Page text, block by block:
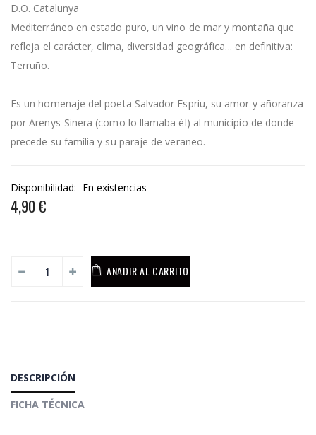
D.O. Catalunya
Mediterráneo en estado puro, un vino de mar y montaña que
refleja el carácter, clima, diversidad geográfica... en definitiva:
Terruño.
Es un homenaje del poeta Salvador Espriu, su amor y añoranza
por Arenys-Sinera (como lo llamaba él) al municipio de donde
precede su família y su paraje de veraneo.
Disponibilidad: En existencias
4,90 €
AÑADIR AL CARRITO
DESCRIPCIÓN
FICHA TÉCNICA